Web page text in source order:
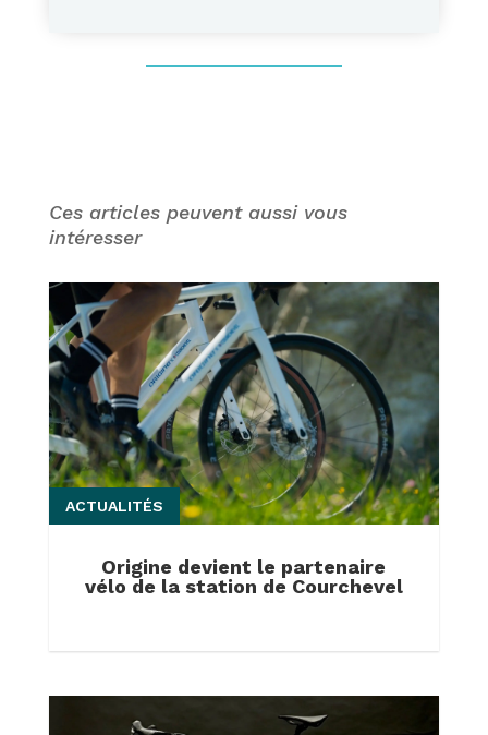
Ces articles peuvent aussi vous
intéresser
Origine devient le partenaire
vélo de la station de Courchevel
ACTUALITÉS